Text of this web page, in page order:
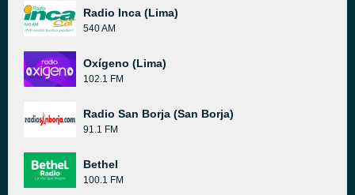
Radio Inca (Lima)
540 AM
Oxígeno (Lima)
102.1 FM
Radio San Borja (San Borja)
91.1 FM
Bethel
100.1 FM